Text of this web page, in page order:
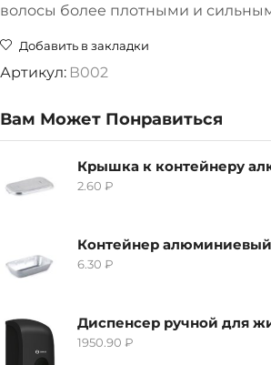
волосы более плотными и
Добавить в закладки
Артикул: В002
Вам Может Понравиться
2.60 ₽
Контейнер
6.30 ₽
1950.90 ₽